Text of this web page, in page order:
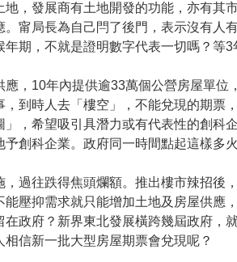
地，發展商有土地開發的功能，亦有其
。甯局長為自己閂了後門，表示沒有人
年期，不就是證明數字代表一切嗎？等
應，10年內提供逾33萬個公營房屋單
，到時人去「樓空」，不能兌現的期票
」，希望吸引具潛力或有代表性的創科
予創科企業。政府同一時間點起這樣多
，過往跌得焦頭爛額。推出樓市辣招後
能壓抑需求就只能增加土地及房屋供應
在政府？新界東北發展橫跨幾屆政府，
相信新一批大型房屋期票會兌現呢？